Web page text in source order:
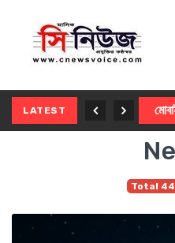
LATEST
Total